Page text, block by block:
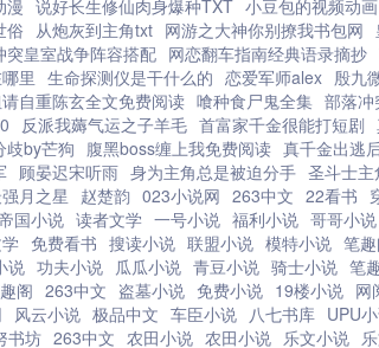
漫 说好长生修仙肉身爆种TXT 小豆包的视频动画
俗 从炮灰到主角txt 网游之大神你别撩我书包网
突皇室战争阵容搭配 网恋翻车指南经典语录摘抄
里 生命探测仪是干什么的 恋爱军师alex 殷九
自重陈玄全文免费阅读 喰种食尸鬼全集 部落冲
反派我薅气运之子羊毛 首富家千金很能打短剧
歧by芒狗 腹黑boss缠上我免费阅读 真千金出逃
顾晏迟宋听雨 身为主角总是被迫分手 圣斗士主
月之星 赵楚韵 023小说网 263中文 22看书
国小说 读者文学 一号小说 福利小说 哥哥小说
免费看书 搜读小说 联盟小说 模特小说 笔
说 功夫小说 瓜瓜小说 青豆小说 骑士小说 笔
阁 263中文 盗墓小说 免费小说 19楼小说 网
风云小说 极品中文 车臣小说 八七书库 UPU
书坊 263中文 农田小说 农田小说 乐文小说